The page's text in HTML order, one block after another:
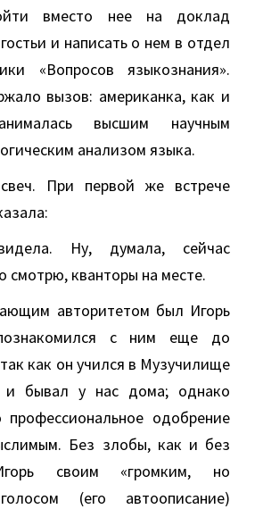
вместо нее на доклад
и написать о нем в отдел
«Вопросов языкознания».
вызов: американка, как и
высшим научным
анализом языка.
При первой же встрече
Ну, думала, сейчас
смотрю, кванторы на месте.
авторитетом был Игорь
с ним еще до
как он учился в Музучилище
бывал у нас дома; однако
профессиональное одобрение
Без злобы, как и без
своим «громким, но
(его автоописание)